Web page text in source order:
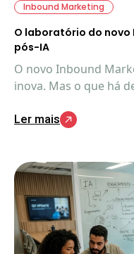
Inbound Marketing
O laboratório do novo
pós-IA
O novo Inbound
inova. Mas o que há
como e o que está
Ler mais